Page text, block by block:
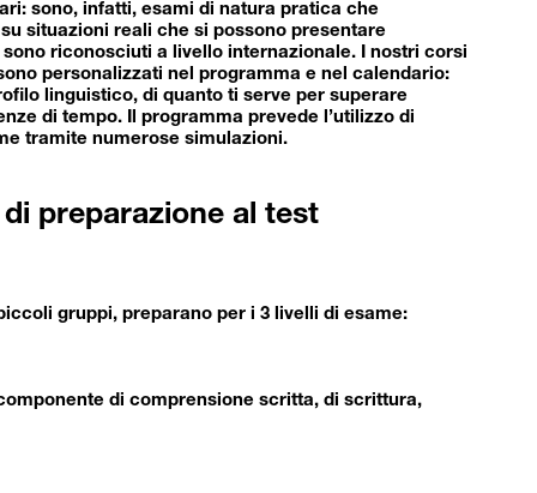
sono, infatti, esami di natura pratica che
situazioni reali che si possono presentare
sono riconosciuti a livello internazionale. I nostri corsi
personalizzati nel programma e nel calendario:
linguistico, di quanto ti serve per superare
di tempo. Il programma prevede l’utilizzo di
tramite numerose simulazioni.
preparazione al test
gruppi, preparano per i 3 livelli di esame:
di comprensione scritta, di scrittura,